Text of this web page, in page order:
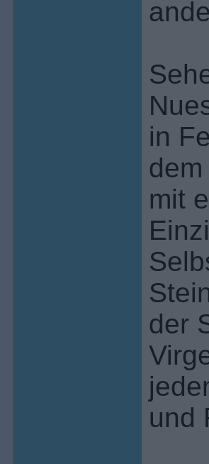
in
mit
der
und